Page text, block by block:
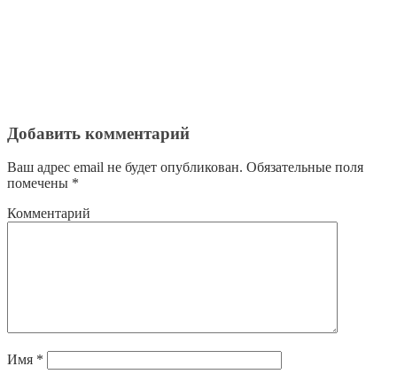
Добавить комментарий
Ваш адрес email не будет опубликован. Обязательные поля
помечены *
Комментарий
Имя *